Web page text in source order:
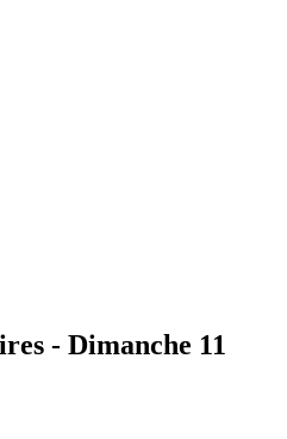
- Dimanche 11